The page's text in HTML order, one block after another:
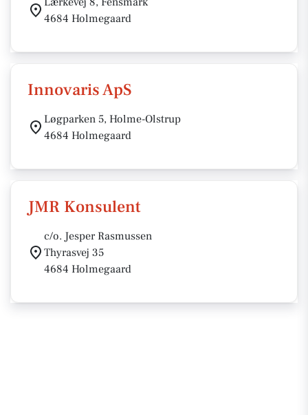
4684 Holmegaard
Innovaris ApS
Løgparken 5, Holme-Olstrup
4684 Holmegaard
JMR Konsulent
c/o. Jesper Rasmussen
Thyrasvej 35
4684 Holmegaard